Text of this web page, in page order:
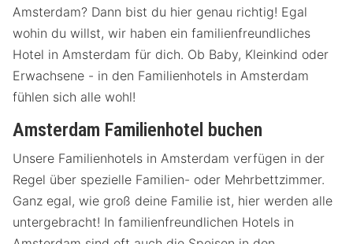
Amsterdam? Dann bist du hier genau richtig! Egal
wohin du willst, wir haben ein familienfreundliches
Hotel in Amsterdam für dich. Ob Baby, Kleinkind oder
Erwachsene - in den Familienhotels in Amsterdam
fühlen sich alle wohl!
Amsterdam Familienhotel buchen
Unsere Familienhotels in Amsterdam verfügen in der
Regel über spezielle Familien- oder Mehrbettzimmer.
Ganz egal, wie groß deine Familie ist, hier werden alle
untergebracht! In familienfreundlichen Hotels in